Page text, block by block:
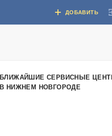
ДОБАВИТЬ
БЛИЖАЙШИЕ СЕРВИСНЫЕ
В НИЖНЕМ НОВГОРОДЕ